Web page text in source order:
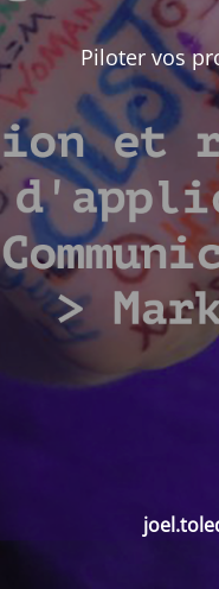
Piloter vos